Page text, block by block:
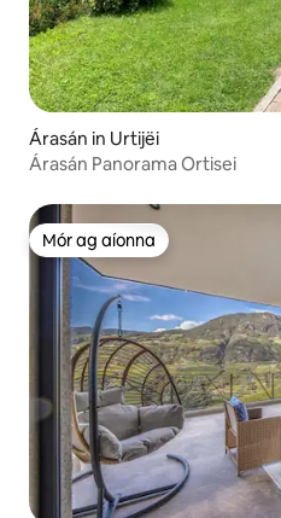
Árasán in Urtijëi
Árasán Panorama Ortisei
Mór ag aíonna
Mór ag aíonna